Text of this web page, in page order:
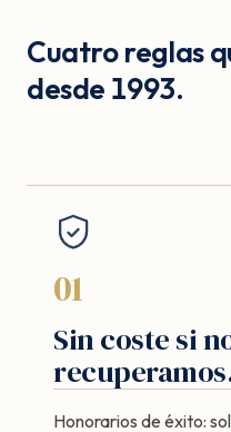
Cuatro reglas
desde 1993.
01
Sin coste si
Honorarios de éxito: